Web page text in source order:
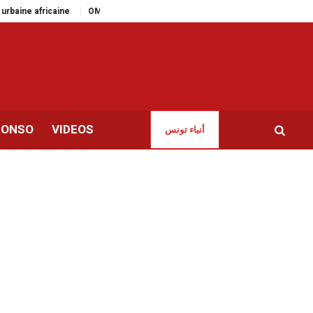
OMCT Tunisie annonce la suspension de ses activités pour un
VIDEOS أنباء تونس